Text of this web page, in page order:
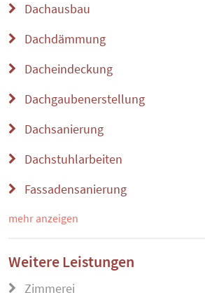
Dachausbau
Dachdämmung
Dacheindeckung
Dachgaubenerstellung
Dachsanierung
Dachstuhlarbeiten
Fassadensanierung
mehr anzeigen
Weitere Leistungen
Zimmerei